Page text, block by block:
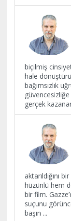
biçilmiş
hale
bağımsızlık
güvencesizliğe
gerçek
aktarıldığını
hüzünlü hem
bir film.
suçunu
başın ...